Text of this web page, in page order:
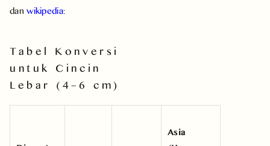
danwikipedia:
Tabel Konversi
untuk Cincin
Lebar (4–6 cm)
Asia